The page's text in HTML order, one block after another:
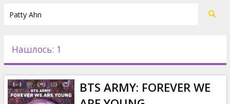
Новости
Подарки
Нашлось: 1
BTS ARMY: FOREVER WE